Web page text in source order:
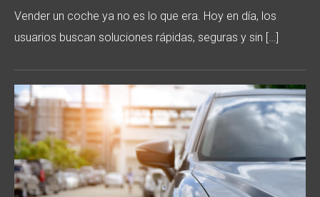
Vender un coche ya no es lo que era. Hoy en día, los
usuarios buscan soluciones rápidas, seguras y sin […]